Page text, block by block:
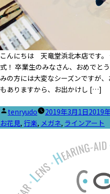
こんにちは 天竜堂浜北本店です
式！ 卒業生のみなさん、おめでと
みの方には大変なシーズンですが
もありますから、お出かけし […]
投
稿
tenryudo 2019年3月1日2019
お花見, 行楽, メガネ, ラインアート